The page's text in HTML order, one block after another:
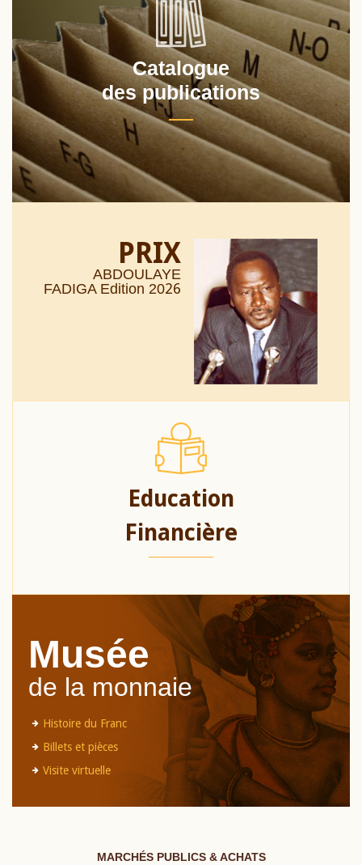
Catalogue
des publications
PRIX
ABDOULAYE
FADIGA Edition 2026
Education
Financière
Musée
de la monnaie
Histoire du Franc
Billets et pièces
Visite virtuelle
MARCHÉS PUBLICS & ACHATS